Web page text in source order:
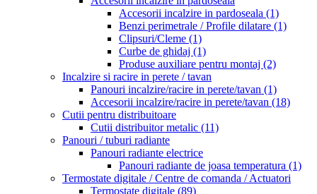
Accesorii incalzire in pardoseala (1)
Benzi perimetrale / Profile dilatare (1)
Clipsuri/Cleme (1)
Curbe de ghidaj (1)
Produse auxiliare pentru montaj (2)
Incalzire si racire in perete / tavan
Panouri incalzire/racire in perete/tavan (1)
Accesorii incalzire/racire in perete/tavan (18)
Cutii pentru distribuitoare
Cutii distribuitor metalic (11)
Panouri / tuburi radiante
Panouri radiante electrice
Panouri radiante de joasa temperatura (1)
Termostate digitale / Centre de comanda / Actuatori
Termostate digitale (89)